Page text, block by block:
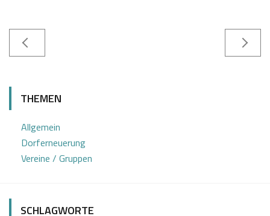
4
1
o
t
THEMEN
Allgemein
Dorferneuerung
Vereine / Gruppen
SCHLAGWORTE